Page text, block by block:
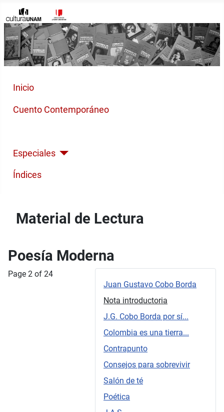
Inicio
Cuento Contemporáneo
Especiales
Índices
Material de Lectura
Poesía Moderna
Juan Gustavo Cobo Borda
Nota introductoria
J.G. Cobo Borda por sí...
Colombia es una tierra...
Contrapunto
Consejos para sobrevivir
Salón de té
Poética
Page 2 of 24